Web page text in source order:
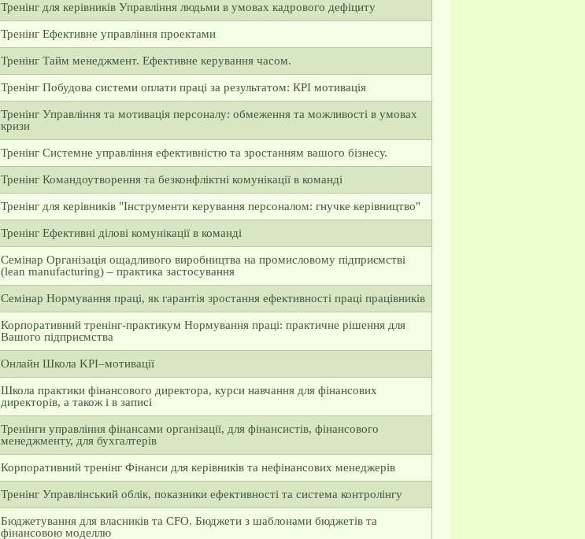
Тренінг для керівників Управління людьми в умовах кадрового дефіциту
Тренінг Ефективне управління проектами
Тренінг Тайм менеджмент. Ефективне керування часом.
Тренінг Побудова системи оплати праці за результатом: КРІ мотивація
Тренінг Управління та мотивація персоналу: обмеження та можливості в умовах
кризи
Тренінг Системне управління ефективністю та зростанням вашого бізнесу.
Тренінг Командоутворення та безконфліктні комунікації в команді
Тренінг для керівників "Інструменти керування персоналом: гнучке керівництво"
Тренінг Ефективні ділові комунікації в команді
Семінар Організація ощадливого виробництва на промисловому підприємстві
(lean manufacturing) – практика застосування
Семінар Нормування праці, як гарантія зростання ефективності праці працівників
Корпоративний тренінг-практикум Нормування праці: практичне рішення для
Вашого підприємства
Онлайн Школа KPI–мотивації
Школа практики фінансового директора, курси навчання для фінансових
директорів, а також і в записі
Тренінги управління фінансами організації, для фінансистів, фінансового
менеджменту, для бухгалтерів
Корпоративний тренінг Фінанси для керівників та нефінансових менеджерів
Тренінг Управлінський облік, показники ефективності та система контролінгу
Бюджетування для власників та CFO. Бюджети з шаблонами бюджетів та
фінансовою моделлю